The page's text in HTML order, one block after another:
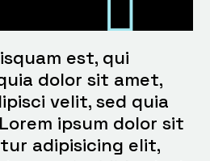
est, qui
dolor sit amet,
velit, sed quia
ipsum dolor sit
adipisicing elit,